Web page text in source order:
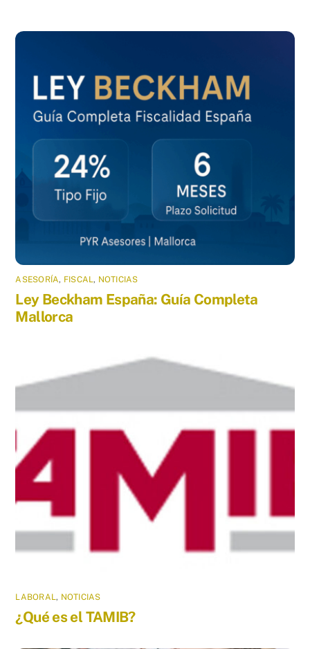
ASESORÍA, FISCAL, NOTICIAS
Ley Beckham España: Guía Completa
Mallorca
LABORAL , NOTICIAS
¿Qué es el TAMIB?